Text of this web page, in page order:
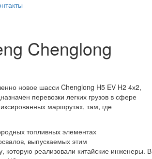
Chenglong
новое шасси Chenglong H5 EV H2 4х2,
перевозки легких грузов в сфере
маршрутах, там, где
выпускаемых этим
которую реализовали китайские инженеры. В